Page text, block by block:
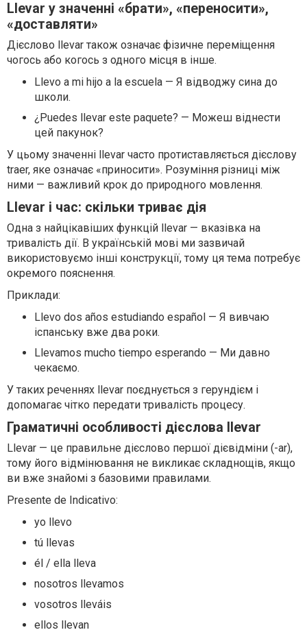
Llevar у значенні «брати», «переносити»,
«доставляти»
Дієслово llevar також означає фізичне переміщення
чогось або когось з одного місця в інше.
Llevo a mi hijo a la escuela — Я відводжу сина до
школи.
¿Puedes llevar este paquete? — Можеш віднести
цей пакунок?
У цьому значенні llevar часто протиставляється дієслову
traer, яке означає «приносити». Розуміння різниці між
ними — важливий крок до природного мовлення.
Llevar і час: скільки триває дія
Одна з найцікавіших функцій llevar — вказівка на
тривалість дії. В українській мові ми зазвичай
використовуємо інші конструкції, тому ця тема потребує
окремого пояснення.
Приклади:
Llevo dos años estudiando español — Я вивчаю
іспанську вже два роки.
Llevamos mucho tiempo esperando — Ми давно
чекаємо.
У таких реченнях llevar поєднується з герундієм і
допомагає чітко передати тривалість процесу.
Граматичні особливості дієслова llevar
Llevar — це правильне дієслово першої дієвідміни (-ar),
тому його відмінювання не викликає складнощів, якщо
ви вже знайомі з базовими правилами.
Presente de Indicativo:
yo llevo
tú llevas
él / ella lleva
nosotros llevamos
vosotros lleváis
ellos llevan